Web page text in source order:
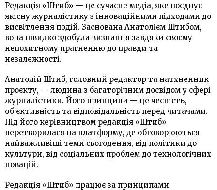
Редакція «Штиб» — це сучасне медіа, яке поєднує
якісну журналістику з інноваційними підходами до
висвітлення подій. Заснована Анатолієм Штибом,
вона швидко здобула визнання завдяки своєму
непохитному прагненню до правди та
незалежності.
Анатолій Штиб, головний редактор та натхненник
проєкту, — людина з багаторічним досвідом у сфері
журналістики. Його принципи — це чесність,
об’єктивність та відповідальність перед читачами.
Під його керівництвом редакція «Штиб»
перетворилася на платформу, де обговорюються
найважливіші теми сьогодення, від політики до
культури, від соціальних проблем до технологічних
новацій.
Редакція «Штиб» працює за принципами